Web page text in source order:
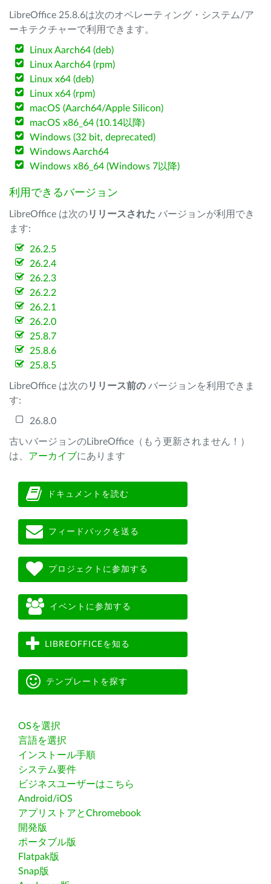
LibreOffice 25.8.6は次のオペレーティング・システム/ア
ーキテクチャーで利用できます。
Linux Aarch64 (deb)
Linux Aarch64 (rpm)
Linux x64 (deb)
Linux x64 (rpm)
macOS (Aarch64/Apple Silicon)
macOS x86_64 (10.14以降)
Windows (32 bit, deprecated)
Windows Aarch64
Windows x86_64 (Windows 7以降)
利用できるバージョン
LibreOffice は次のリリースされた バージョンが利用でき
ます:
26.2.5
26.2.4
26.2.3
26.2.2
26.2.1
26.2.0
25.8.7
25.8.6
25.8.5
LibreOffice は次のリリース前の バージョンを利用できま
す:
26.8.0
古いバージョンのLibreOffice（もう更新されません！）
は、 アーカイブにあります
ドキュメントを読む
フィードバックを送る
プロジェクトに参加する
イベントに参加する
LIBREOFFICEを知る
テンプレートを探す
OSを選択
言語を選択
インストール手順
システム要件
ビジネスユーザーはこちら
Android/iOS
アプリストアとChromebook
開発版
ポータブル版
Flatpak版
Snap版